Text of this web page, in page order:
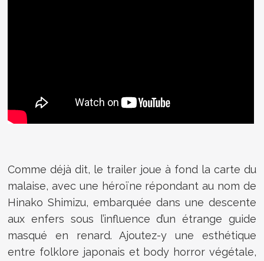
Comme déjà dit, le trailer joue à fond la carte du
malaise, avec une héroïne répondant au nom de
Hinako Shimizu, embarquée dans une descente
aux enfers sous l’influence d’un étrange guide
masqué en renard. Ajoutez-y une esthétique
entre folklore japonais et body horror végétale,